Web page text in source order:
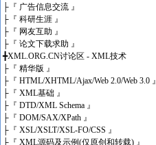
├ 『 广告信息交流 』
├ 『 科研生涯 』
├ 『 网友互助 』
├ 『 论文下载求助 』
╋XML.ORG.CN讨论区 - XML技术
├ 『 精华版 』
├ 『 HTML/XHTML/Ajax/Web 2.0/Web 3.0 』
├ 『 XML基础 』
├ 『 DTD/XML Schema 』
├ 『 DOM/SAX/XPath 』
├ 『 XSL/XSLT/XSL-FO/CSS 』
├ 『 XML源码及示例(仅原创和转载) 』